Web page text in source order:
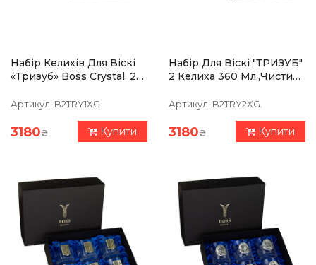
Набір Келихів Для Віскі
«Тризуб» Boss Crystal, 2
Кришталь
Артикул: B2TRY1XG.
3180₴ Купити
Набір Для Віскі "ТРИЗУБ"
2 Келиха 360 Мл.,чистий
Срібла З Позолотою
Артикул: B2TRY2XG.
3180₴ Купити